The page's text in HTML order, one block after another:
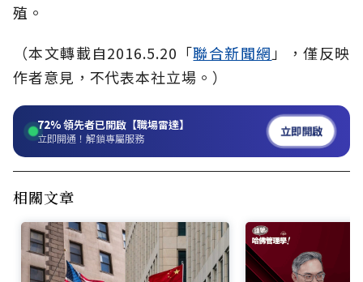
殖。
（本文轉載自2016.5.20「聯合新聞網 」，僅反映
作者意見，不代表本社立場。）
72%領先者已開啟【職場雷達】
立即開通！解鎖專屬服務 立即開啟
相關文章